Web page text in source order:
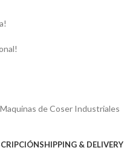
Maquinas de Coser Industriales
SHIPPING & DELIVERY